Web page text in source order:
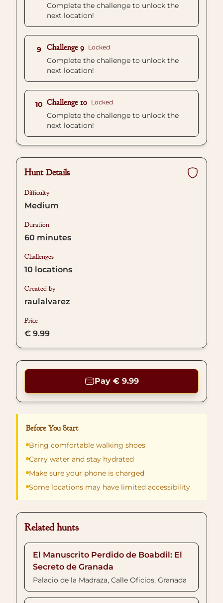
Complete the challenge to unlock the
next location!
9 Challenge 9 Locked
Complete the challenge to unlock the
next location!
10 Challenge 10 Locked
Complete the challenge to unlock the
next location!
Hunt Details
Difficulty
Medium
Duration
60 minutes
Challenges
10 locations
Created by
raulalvarez
Price
€ 9.99
Pay € 9.99
Before You Start
Bring comfortable walking shoes
Carry water and stay hydrated
Make sure your phone is charged
Some locations may have limited accessibility
Related hunts
El Manuscrito Perdido de Boabdil: El
Secreto de Granada
Palacio de la Madraza, Calle Oficios, Granada